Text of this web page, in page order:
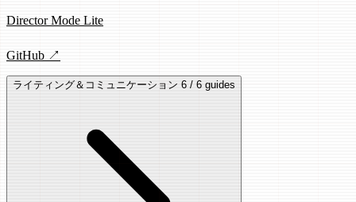
Director Mode Lite
GitHub ↗
ライティング＆コミュニケーション 6 / 6 guides